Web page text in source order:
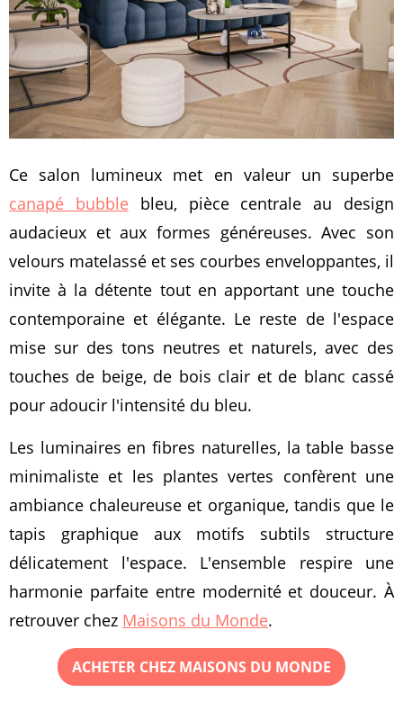
Ce salon lumineux met en valeur un superbe
canapé bubblebleu, pièce centrale au design
audacieux et aux formes généreuses. Avec son
velours matelassé et ses courbes enveloppantes, il
invite à la détente tout en apportant une touche
contemporaine et élégante. Le reste de l'espace
mise sur des tons neutres et naturels, avec des
touches de beige, de bois clair et de blanc cassé
pour adoucir l'intensité du bleu.
Les luminaires en fibres naturelles, la table basse
minimaliste et les plantes vertes confèrent une
ambiance chaleureuse et organique, tandis que le
tapis graphique aux motifs subtils structure
délicatement l'espace. L'ensemble respire une
harmonie parfaite entre modernité et douceur. À
retrouver chez Maisons du Monde.
ACHETER CHEZ MAISONS DU MONDE